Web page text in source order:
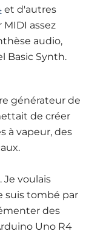
et d'autres
assez
audio,
Basic Synth.
générateur de
de créer
à vapeur, des
voulais
suis tombé par
des
Uno R4